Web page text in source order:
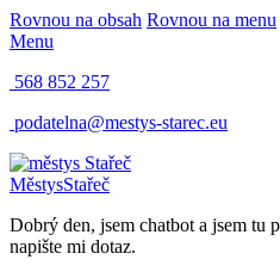
Rovnou na obsah Rovnou na menu
Menu
568 852 257
podatelna@mestys-starec.eu
MěstysStařeč
Dobrý den, jsem chatbot a jsem tu
napište mi dotaz.